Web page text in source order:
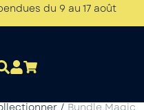
du 9 au 17 août